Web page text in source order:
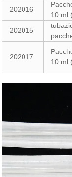
202016
10 ml
202015
202017
10 ml